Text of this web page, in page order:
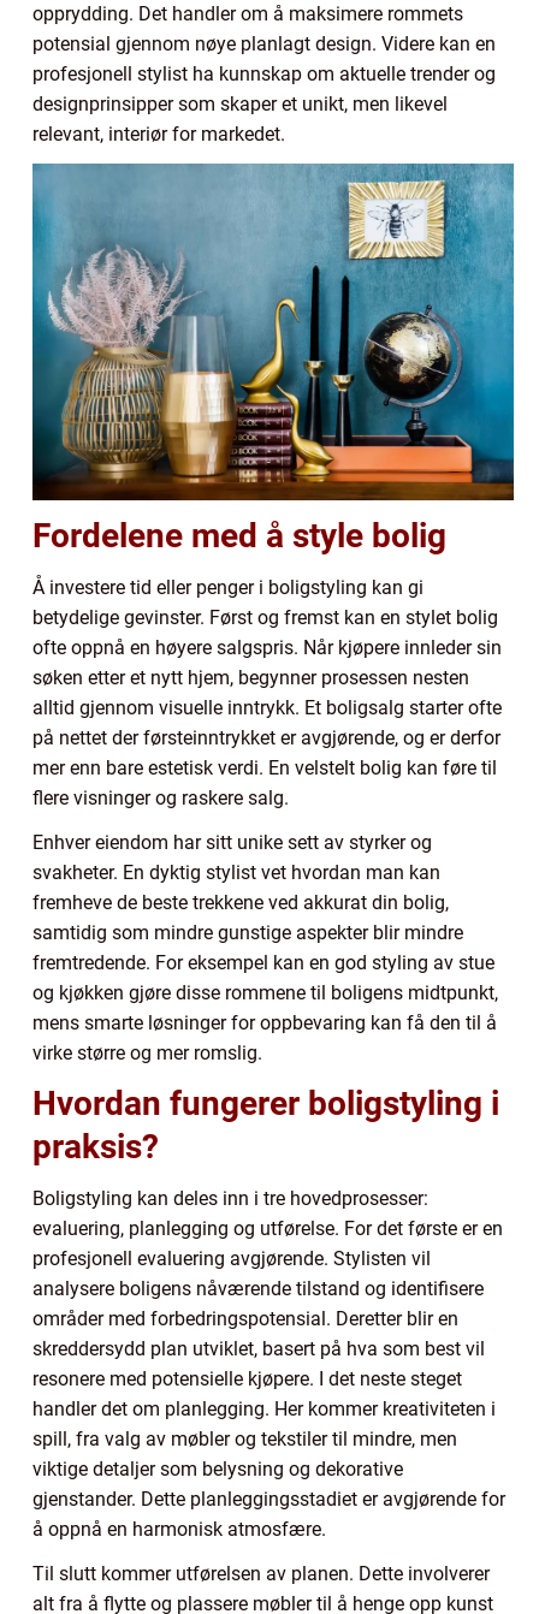
opprydding. Det handler om å maksimere rommets
potensial gjennom nøye planlagt design. Videre kan en
profesjonell stylist ha kunnskap om aktuelle trender og
designprinsipper som skaper et unikt, men likevel
relevant, interiør for markedet.
Fordelene med å style bolig
Å investere tid eller penger i boligstyling kan gi
betydelige gevinster. Først og fremst kan en stylet bolig
ofte oppnå en høyere salgspris. Når kjøpere innleder sin
søken etter et nytt hjem, begynner prosessen nesten
alltid gjennom visuelle inntrykk. Et boligsalg starter ofte
på nettet der førsteinntrykket er avgjørende, og er derfor
mer enn bare estetisk verdi. En velstelt bolig kan føre til
flere visninger og raskere salg.
Enhver eiendom har sitt unike sett av styrker og
svakheter. En dyktig stylist vet hvordan man kan
fremheve de beste trekkene ved akkurat din bolig,
samtidig som mindre gunstige aspekter blir mindre
fremtredende. For eksempel kan en god styling av stue
og kjøkken gjøre disse rommene til boligens midtpunkt,
mens smarte løsninger for oppbevaring kan få den til å
virke større og mer romslig.
Hvordan fungerer boligstyling i
praksis?
Boligstyling kan deles inn i tre hovedprosesser:
evaluering, planlegging og utførelse. For det første er en
profesjonell evaluering avgjørende. Stylisten vil
analysere boligens nåværende tilstand og identifisere
områder med forbedringspotensial. Deretter blir en
skreddersydd plan utviklet, basert på hva som best vil
resonere med potensielle kjøpere. I det neste steget
handler det om planlegging. Her kommer kreativiteten i
spill, fra valg av møbler og tekstiler til mindre, men
viktige detaljer som belysning og dekorative
gjenstander. Dette planleggingsstadiet er avgjørende for
å oppnå en harmonisk atmosfære.
Til slutt kommer utførelsen av planen. Dette involverer
alt fra å flytte og plassere møbler til å henge opp kunst